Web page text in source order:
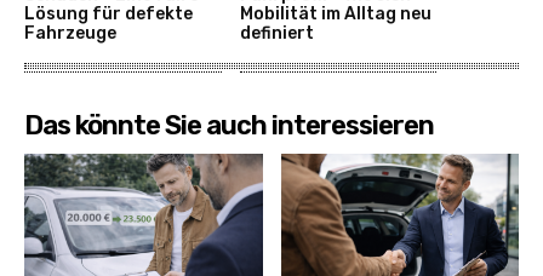
Lösung für defekte
Fahrzeuge
Mobilität im Alltag neu
definiert
Das könnte Sie auch interessieren